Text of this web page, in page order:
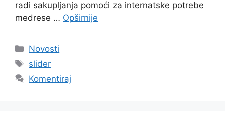
radi sakupljanja pomoći za internatske potrebe
medrese … Opširnije
Kategorije
Novosti
Oznake
slider
Komentiraj